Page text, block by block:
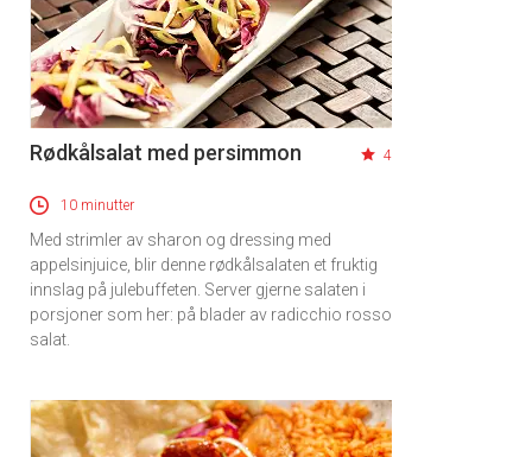
Rødkålsalat med persimmon 4
10 minutter
Med strimler av sharon og dressing med
appelsinjuice, blir denne rødkålsalaten et fruktig
innslag på julebuffeten. Server gjerne salaten i
porsjoner som her: på blader av radicchio rosso
salat.